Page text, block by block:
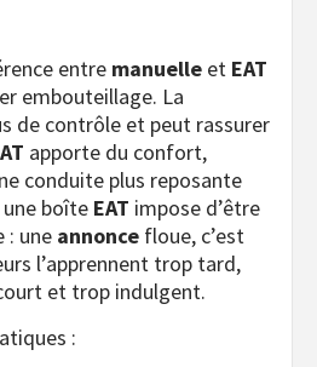
entre manuelle et EAT
embouteillage. La
de contrôle et peut rassurer
apporte du confort,
conduite plus reposante
boîte EAT impose d’être
: une annonce floue, c’est
l’apprennent trop tard,
et trop indulgent.
: